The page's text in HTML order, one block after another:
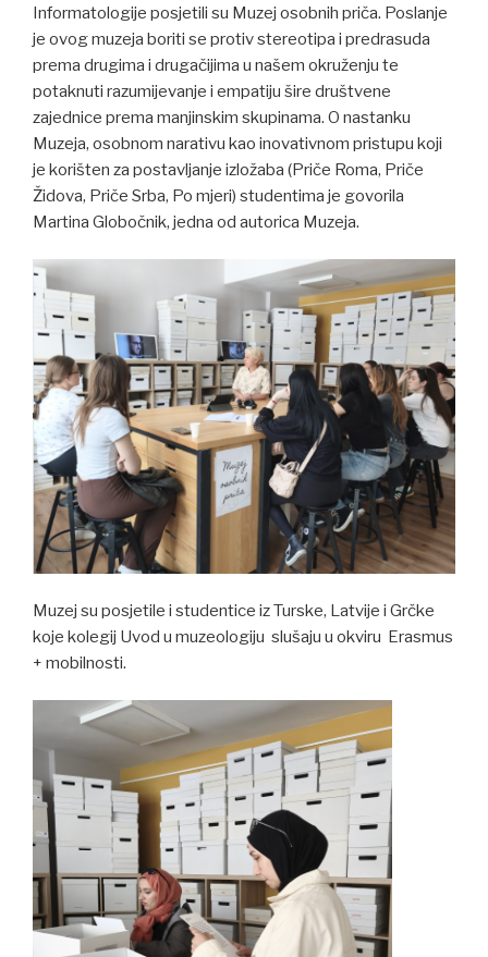
Informatologije posjetili su Muzej osobnih priča. Poslanje
je ovog muzeja boriti se protiv stereotipa i predrasuda
prema drugima i drugačijima u našem okruženju te
potaknuti razumijevanje i empatiju šire društvene
zajednice prema manjinskim skupinama. O nastanku
Muzeja, osobnom narativu kao inovativnom pristupu koji
je korišten za postavljanje izložaba (Priče Roma, Priče
Židova, Priče Srba, Po mjeri) studentima je govorila
Martina Globočnik, jedna od autorica Muzeja.
Muzej su posjetile i studentice iz Turske, Latvije i Grčke
koje kolegij Uvod u muzeologiju slušaju u okviru Erasmus
+ mobilnosti.